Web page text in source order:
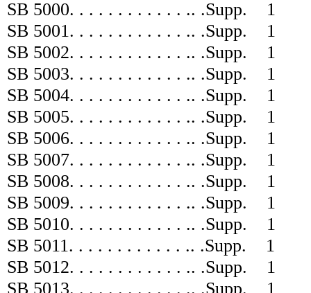
SB 5000. . . . . . . . . . . . .. .Supp.
1
SB 5001. . . . . . . . . . . . .. .Supp.
1
SB 5002. . . . . . . . . . . . .. .Supp.
1
SB 5003. . . . . . . . . . . . .. .Supp.
1
SB 5004. . . . . . . . . . . . .. .Supp.
1
SB 5005. . . . . . . . . . . . .. .Supp.
1
SB 5006. . . . . . . . . . . . .. .Supp.
1
SB 5007. . . . . . . . . . . . .. .Supp.
1
SB 5008. . . . . . . . . . . . .. .Supp.
1
SB 5009. . . . . . . . . . . . .. .Supp.
1
SB 5010. . . . . . . . . . . . .. .Supp.
1
SB 5011. . . . . . . . . . . . .. .Supp.
1
SB 5012. . . . . . . . . . . . .. .Supp.
1
SB 5013. . . . . . . . . . . . .. .Supp.
1